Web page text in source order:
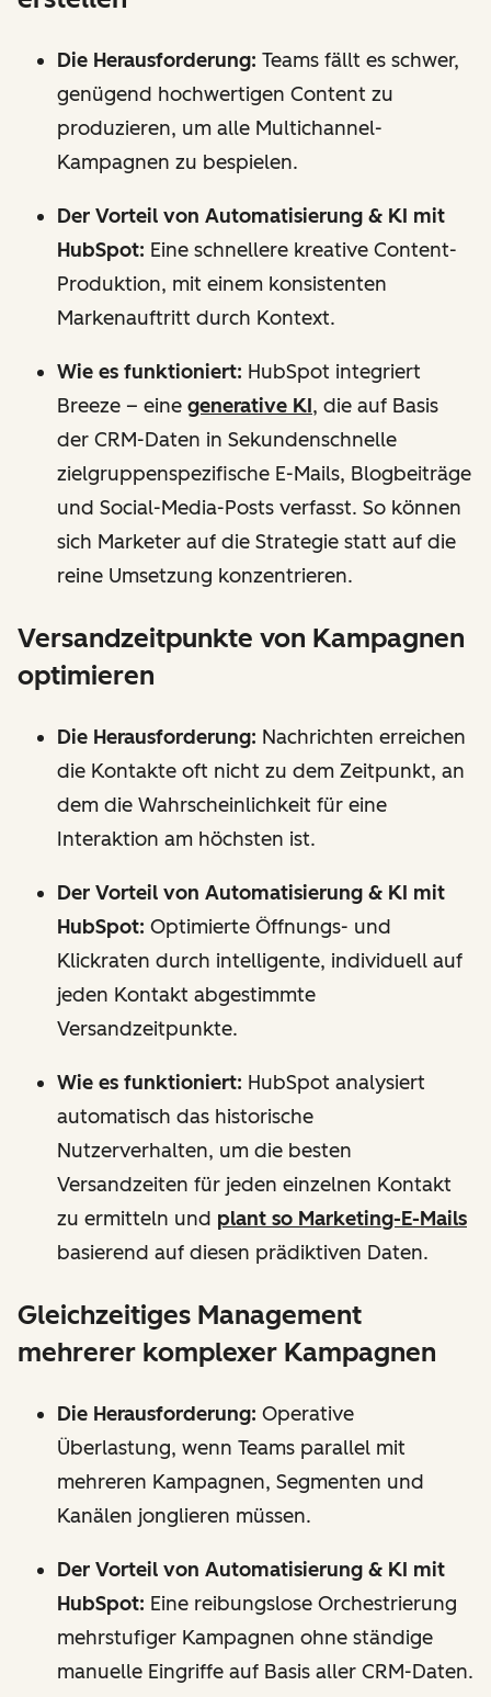
Die Herausforderung: Teams fällt es schwer,
genügend hochwertigen Content zu
produzieren, um alle Multichannel-
Kampagnen zu bespielen.
Der Vorteil von Automatisierung & KI mit
HubSpot: Eine schnellere kreative Content-
Produktion, mit einem konsistenten
Markenauftritt durch Kontext.
Wie es funktioniert: HubSpot integriert
Breeze – eine generative KI, die auf Basis
der CRM-Daten in Sekundenschnelle
zielgruppenspezifische E-Mails, Blogbeiträge
und Social-Media-Posts verfasst. So können
sich Marketer auf die Strategie statt auf die
reine Umsetzung konzentrieren.
Versandzeitpunkte von Kampagnen
optimieren
Die Herausforderung: Nachrichten erreichen
die Kontakte oft nicht zu dem Zeitpunkt, an
dem die Wahrscheinlichkeit für eine
Interaktion am höchsten ist.
Der Vorteil von Automatisierung & KI mit
HubSpot: Optimierte Öffnungs- und
Klickraten durch intelligente, individuell auf
jeden Kontakt abgestimmte
Versandzeitpunkte.
Wie es funktioniert: HubSpot analysiert
automatisch das historische
Nutzerverhalten, um die besten
Versandzeiten für jeden einzelnen Kontakt
zu ermitteln und plant so Marketing-E-Mails
basierend auf diesen prädiktiven Daten.
Gleichzeitiges Management
mehrerer komplexer Kampagnen
Die Herausforderung: Operative
Überlastung, wenn Teams parallel mit
mehreren Kampagnen, Segmenten und
Kanälen jonglieren müssen.
Der Vorteil von Automatisierung & KI mit
HubSpot: Eine reibungslose Orchestrierung
mehrstufiger Kampagnen ohne ständige
manuelle Eingriffe auf Basis aller CRM-Daten.